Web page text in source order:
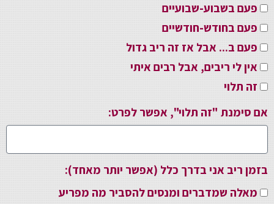
פעם בשבוע-שבועיים
פעם בחודש-חודשיים
פעם ב... אבל אז זה ריב גדול
אין לי ריבים, אבל רבים איתי
זה תלוי
אם סימנת "זה תלוי", אפשר לפרט:
בזמן ריב אני בדרך כלל (אפשר יותר מאחד):
מאלה שמדברים ומנסים להסביר מה מפריע